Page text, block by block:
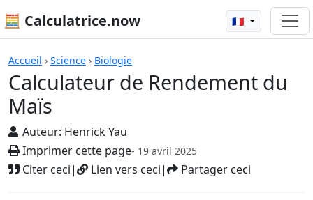
🧮 Calculatrice.now 🇫🇷
Accueil › Science › Biologie
Calculateur de Rendement du
Maïs
Auteur: Henrick Yau
Imprimer cette page- 19 avril 2025
Citer ceci| Lien vers ceci| Partager ceci
Calculatrices